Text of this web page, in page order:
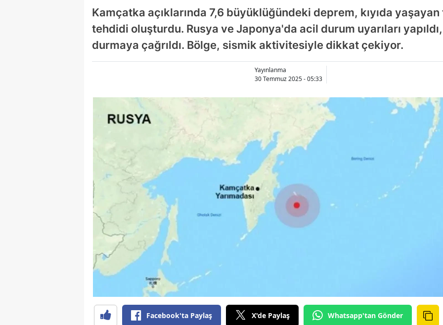
Kamçatka açıklarında 7,6 büyüklüğündeki deprem, kıyıda
tehdidi oluşturdu. Rusya ve Japonya'da acil durum uyarıları
durmaya çağrıldı. Bölge, sismik aktivitesiyle dikkat çekiyor.
Yayınlanma
30 Temmuz 2025 - 05:33
Facebook'ta Paylaş X'de Paylaş Whatsapp'tan Gönder